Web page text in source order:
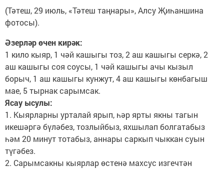
(Тәтеш, 29 июль, «Тәтеш таңнары», Алсу Җиһаншина
фотосы).
Әзерләр өчен кирәк:
1 кило кыяр, 1 чәй кашыгы тоз, 2 аш кашыгы серкә, 2
аш кашыгы соя соусы, 1 чәй кашыгы ачы кызыл
борыч, 1 аш кашыгы кунжут, 4 аш кашыгы көнбагыш
мае, 5 тырнак сарымсак.
Ясау ысулы:
1. Кыярларны урталай ярып, һәр ярты якны тагын
икешәргә бүләбез, тозлыйбыз, яхшылап болгатабыз
һәм 20 минут тотабыз, аннары саркып чыккан суын
түгәбез.
2. Сарымсакны кыярлар өстенә махсус изгечтән